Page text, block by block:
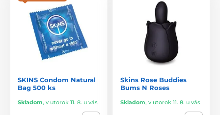
SKINS Condom Natural
Bag 500 ks
Skladom, v utorok 11. 8. u vás
Skins Rose Buddies
Bums N Roses
Skladom, v utorok 11. 8. u vás